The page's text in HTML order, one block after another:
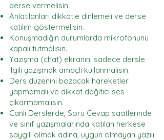
derse vermelisin.
Anlatılanları dikkatle dinlemeli ve derse
katılım göstermelisin.
Konuşmadığın durumlarda mikrofonunu
kapalı tutmalısın.
Yazışma (chat) ekranını sadece dersle
ilgili yazışmak amaçlı kullanmalısın.
Ders düzenini bozacak hareketler
yapmamalı ve dikkat dağıtıcı ses
çıkarmamalısın.
Canlı Derslerde, Soru Cevap saatlerinde
ve sınıf yazışmalarında katılan herkese
saygılı olmak adına, uygun olmayan yazılı